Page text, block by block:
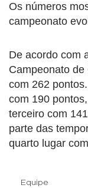
Os números
campeonato
De acordo com
Campeonato
com 262
com 190
terceiro com
parte das
quarto lugar
Equipe